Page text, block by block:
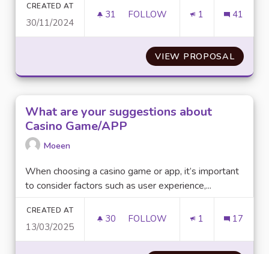
CREATED AT
30/11/2024
31 31 FOLLOWERS
FOLLOW 1 41
VIEW PROPOSAL
What are your suggestions about
Casino Game/APP
Moeen
When choosing a casino game or app, it’s important
to consider factors such as user experience,...
CREATED AT
13/03/2025
30 30 FOLLOWERS
FOLLOW 1 17